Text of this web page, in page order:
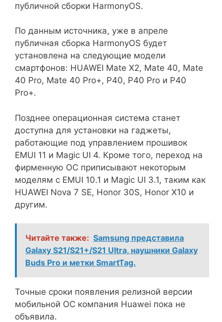
публичной сборки HarmonyOS.
По данным источника, уже в апреле
публичная сборка HarmonyOS будет
установлена на следующие модели
смартфонов: HUAWEI Mate X2, Mate 40, Mate
40 Pro, Mate 40 Pro+, P40, P40 Pro и P40
Pro+.
Позднее операционная система станет
доступна для установки на гаджеты,
работающие под управлением прошивок
EMUI 11 и Magic UI 4. Кроме того, переход на
фирменную ОС приписывают некоторым
моделям с EMUI 10.1 и Magic UI 3.1, таким как
HUAWEI Nova 7 SE, Honor 30S, Honor X10 и
другим.
Читайте также: Samsung представила
Galaxy S21/S21+/S21 Ultra, наушники Galaxy
Buds Pro и метки SmartTag.
Точные сроки появления релизной версии
мобильной ОС компания Huawei пока не
объявила.